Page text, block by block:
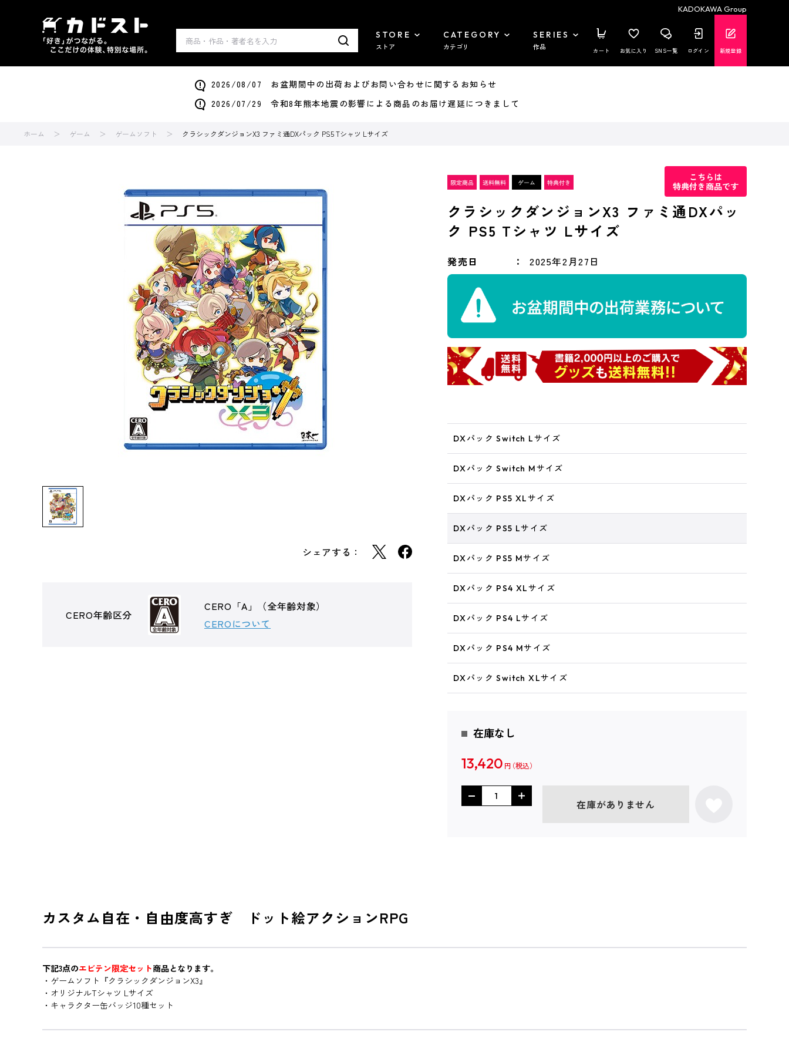
KADOKAWA Group
STORE
ストア
CATEGORY
カテゴリ
SERIES
作品 カート お気に入り SNS一覧 ログイン 新規登録
2026/08/07 お盆期間中の出荷およびお問い合わせに関するお知らせ
2026/07/29 令和8年熊本地震の影響による商品のお届け遅延につきまして
ホーム ゲーム ゲームソフト クラシックダンジョンX3 ファミ通DXパック PS5 Tシャツ Lサイズ
シェアする：
CERO年齢区分
CERO「A」（全年齢対象）
CEROについて
こちらは
特典付き商品です
クラシックダンジョンX3 ファミ通DXパッ
ク PS5 Tシャツ Lサイズ
発売日 2025年2月27日
DXパック Switch Lサイズ
DXパック Switch Mサイズ
DXパック PS5 XLサイズ
DXパック PS5 Lサイズ
DXパック PS5 Mサイズ
DXパック PS4 XLサイズ
DXパック PS4 Lサイズ
DXパック PS4 Mサイズ
DXパック Switch XLサイズ
在庫なし
13,420 円
在庫がありません
カスタム自在・自由度高すぎ ドット絵アクションRPG
下記3点のエビテン限定セット商品となります。
・ゲームソフト『クラシックダンジョンX3』
・オリジナルTシャツ Lサイズ
・キャラクター缶バッジ10種セット